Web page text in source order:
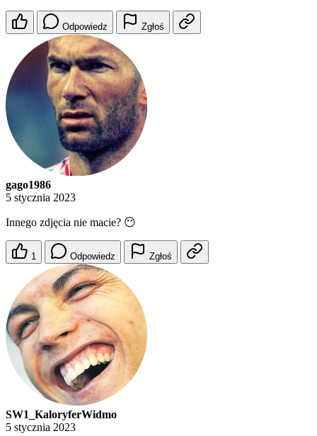
Odpowiedz Zgłoś
gago1986
5 stycznia 2023
Innego zdjęcia nie macie? 😶
1 Odpowiedz Zgłoś
SW1_KaloryferWidmo
5 stycznia 2023